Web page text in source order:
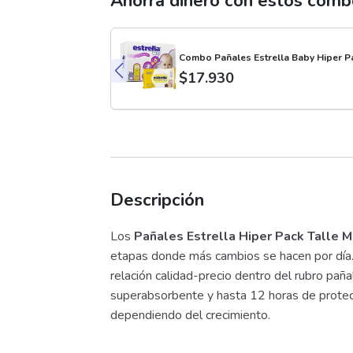
Combo Pañales Estrella Baby Hiper
$17.930
Descripción
Los Pañales Estrella Hiper Pack Talle M
etapas donde más cambios se hacen por
relación calidad-precio dentro del rubro
superabsorbente y hasta 12 horas de
dependiendo del crecimiento.